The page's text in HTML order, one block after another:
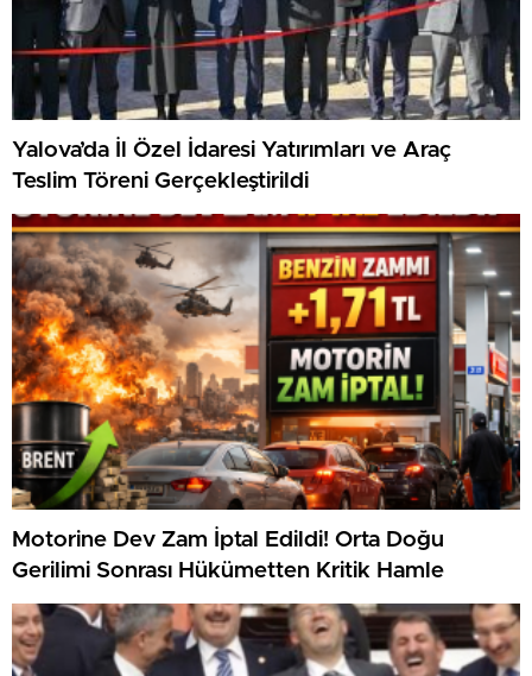
Yalova’da İl Özel İdaresi Yatırımları ve Araç
Teslim Töreni Gerçekleştirildi
Motorine Dev Zam İptal Edildi! Orta Doğu
Gerilimi Sonrası Hükümetten Kritik Hamle